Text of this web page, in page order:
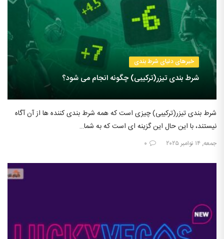
خبرهای دنیای شرط بندی
شرط بندی تیزر(ترکیبی) چگونه انجام می شود؟
شرط بندی تیزر(ترکیبی) چیزی است که همه شرط بندی کننده ها از آن آگاه
نیستند، با این حال این گزینه ای است که به شما…
جمعه, ۱۴ نوامبر ۲۰۲۵ ۰